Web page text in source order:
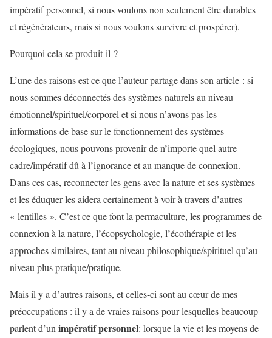
impératif personnel, si nous voulons non seulement être durables
et régénérateurs, mais si nous voulons survivre et prospérer).
Pourquoi cela se produit-il ?
L’une des raisons est ce que l’auteur partage dans son article : si
nous sommes déconnectés des systèmes naturels au niveau
émotionnel/spirituel/corporel et si nous n’avons pas les
informations de base sur le fonctionnement des systèmes
écologiques, nous pouvons provenir de n’importe quel autre
cadre/impératif dû à l’ignorance et au manque de connexion.
Dans ces cas, reconnecter les gens avec la nature et ses systèmes
et les éduquer les aidera certainement à voir à travers d’autres
« lentilles ». C’est ce que font la permaculture, les programmes de
connexion à la nature, l’écopsychologie, l’écothérapie et les
approches similaires, tant au niveau philosophique/spirituel qu’au
niveau plus pratique/pratique.
Mais il y a d’autres raisons, et celles-ci sont au cœur de mes
préoccupations : il y a de vraies raisons pour lesquelles beaucoup
parlent d’un impératif personnel: lorsque la vie et les moyens de